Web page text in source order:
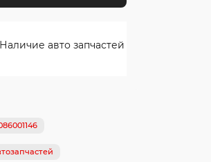
авто запчастей